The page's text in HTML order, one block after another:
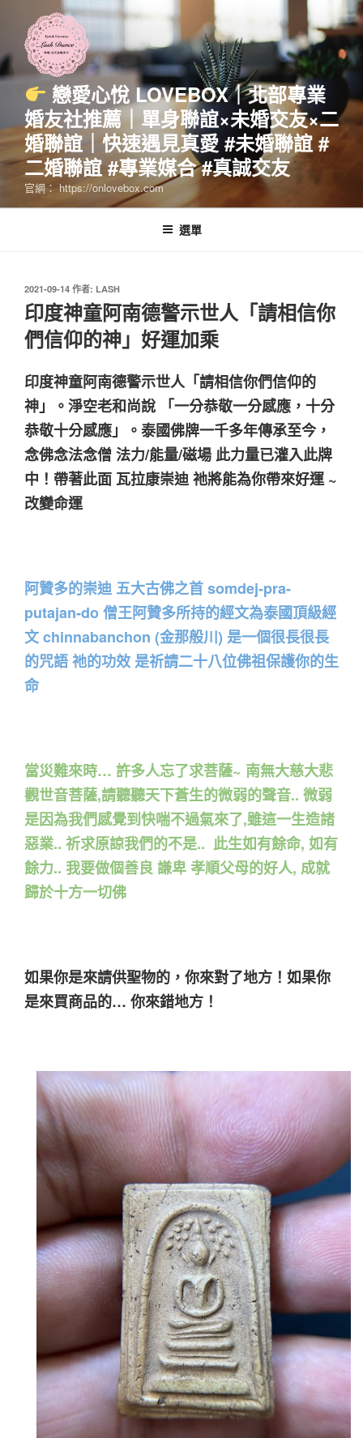
要
戀愛心悅 LOVEBOX｜北部專業
婚友社推薦｜單身聯誼×未婚交友×二
婚聯誼｜快速遇見真愛 #未婚聯誼 #
二婚聯誼 #專業媒合 #真誠交友
官網： https://onlovebox.com
選單
發
佈
於
2021-09-14 作者: LASH
印度神童阿南德警示世人「請相信你
們信仰的神」好運加乘
印度神童阿南德警示世人「請相信你們信仰的
神」。淨空老和尚說 「一分恭敬一分感應，十分
恭敬十分感應」。泰國佛牌一千多年傳承至今，
念佛念法念僧 法力/能量/磁場 此力量已灌入此牌
中！帶著此面 瓦拉康崇迪 祂將能為你帶來好運 ~
改變命運
阿贊多的崇迪 五大古佛之首 somdej-pra-
putajan-do 僧王阿贊多所持的經文為泰國頂級經
文 chinnabanchon (金那般川) 是一個很長很長
的咒語 祂的功效 是祈請二十八位佛祖保護你的生
命
當災難來時… 許多人忘了求菩薩~ 南無大慈大悲
觀世音菩薩,請聽聽天下蒼生的微弱的聲音.. 微弱
是因為我們感覺到快喘不過氣來了,雖這一生造諸
惡業.. 祈求原諒我們的不是.. 此生如有餘命, 如有
餘力.. 我要做個善良 謙卑 孝順父母的好人, 成就
歸於十方一切佛
如果你是來請供聖物的，你來對了地方！如果你
是來買商品的… 你來錯地方！